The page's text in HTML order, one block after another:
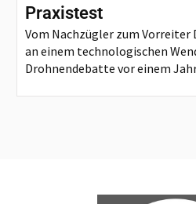
Praxistest
Vom Nachzügler zum Vorreiter
an einem technologischen
Drohnendebatte vor einem